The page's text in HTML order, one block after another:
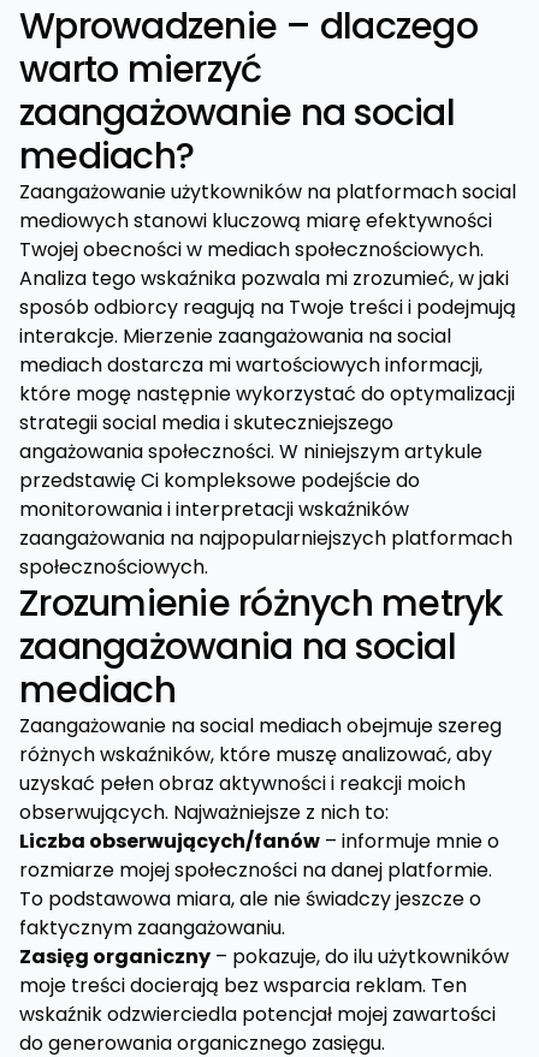
Wprowadzenie – dlaczego
warto mierzyć
zaangażowanie na social
mediach?
Zaangażowanie użytkowników na platformach social
mediowych stanowi kluczową miarę efektywności
Twojej obecności w mediach społecznościowych.
Analiza tego wskaźnika pozwala mi zrozumieć, w jaki
sposób odbiorcy reagują na Twoje treści i podejmują
interakcje. Mierzenie zaangażowania na social
mediach dostarcza mi wartościowych informacji,
które mogę następnie wykorzystać do optymalizacji
strategii social media i skuteczniejszego
angażowania społeczności. W niniejszym artykule
przedstawię Ci kompleksowe podejście do
monitorowania i interpretacji wskaźników
zaangażowania na najpopularniejszych platformach
społecznościowych.
Zrozumienie różnych metryk
zaangażowania na social
mediach
Zaangażowanie na social mediach obejmuje szereg
różnych wskaźników, które muszę analizować, aby
uzyskać pełen obraz aktywności i reakcji moich
obserwujących. Najważniejsze z nich to:
Liczba obserwujących/fanów – informuje mnie o
rozmiarze mojej społeczności na danej platformie.
To podstawowa miara, ale nie świadczy jeszcze o
faktycznym zaangażowaniu.
Zasięg organiczny – pokazuje, do ilu użytkowników
moje treści docierają bez wsparcia reklam. Ten
wskaźnik odzwierciedla potencjał mojej zawartości
do generowania organicznego zasięgu.